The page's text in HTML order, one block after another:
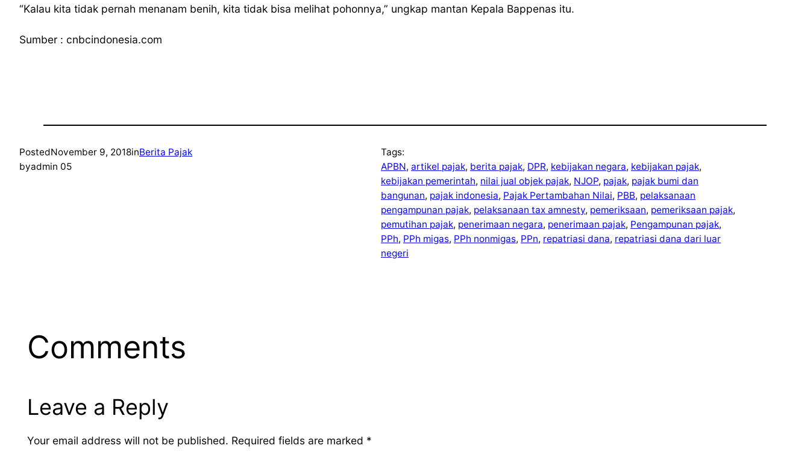
“Kalau kita tidak pernah menanam benih, kita tidak bisa melihat pohonnya,” ungkap mantan Kepala Bappenas itu.
Sumber : cnbcindonesia.com
PostedNovember 9, 2018inBerita Pajak
byadmin 05
Tags:
APBN, artikel pajak, berita pajak, DPR, kebijakan negara, kebijakan pajak
kebijakan pemerintah, nilai jual objek pajak, NJOP, pajak, pajak bumi dan
bangunan, pajak indonesia, Pajak Pertambahan Nilai, PBB, pelaksanaan
pengampunan pajak, pelaksanaan tax amnesty, pemeriksaan, pemeriksaan pajak
pemutihan pajak, penerimaan negara, penerimaan pajak, Pengampunan pajak
PPh, PPh migas, PPh nonmigas, PPn, repatriasi dana, repatriasi dana dari luar
negeri
Comments
Leave a Reply
Your email address will not be published. Required fields are marked *